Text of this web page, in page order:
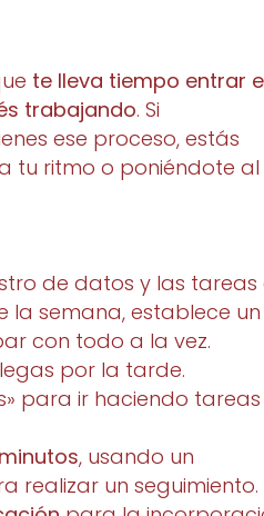
te lleva tiempo entrar
trabajando. Si
ese proceso, estás
tu ritmo o poniéndote
de datos y las tareas
la semana, establece un
con todo a la vez.
por la tarde.
para ir haciendo tareas
, usando un
realizar un seguimiento.